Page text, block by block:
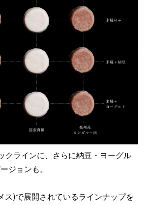
クラインに、さらに納豆・ヨーグル
ジョンも。
ス)で展開されているラインナップを